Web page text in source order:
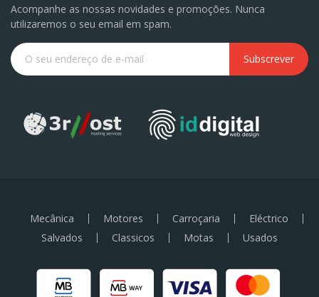
Acompanhe as nossas novidades e promoções. Nunca
utilizaremos o seu email em spam.
Subscrever
Mecânica Motores Carroçaria
Eléctrico
Salvados
Classicos Motas Usados